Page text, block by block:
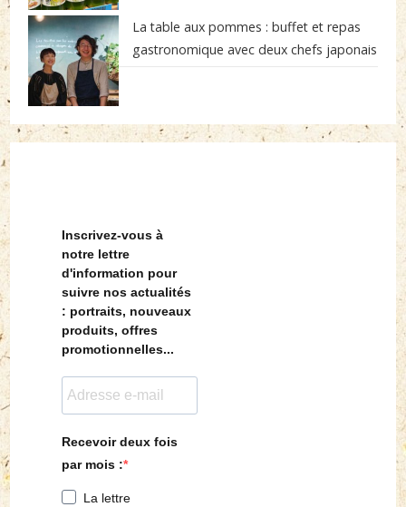
La table aux pommes : buffet et repas
gastronomique avec deux chefs japonais
Inscrivez-vous à
notre lettre
d'information pour
suivre nos actualités
: portraits, nouveaux
produits, offres
promotionnelles...
Recevoir deux fois
par mois :
La lettre